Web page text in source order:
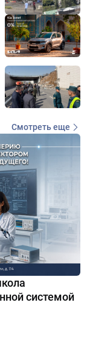
Смотреть еще
системой